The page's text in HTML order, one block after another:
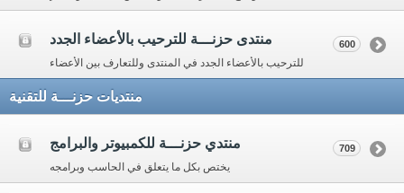
منتدى حزنـــة للترحيب بالأعضاء الجدد
للترحيب بالأعضاء الجدد في المنتدى وللتعارف بين الأعضاء
600
منتديات حزنـــة للتقنية
منتدي حزنـــة للكمبيوتر والبرامج
يختص بكل ما يتعلق في الحاسب وبرامجه
709